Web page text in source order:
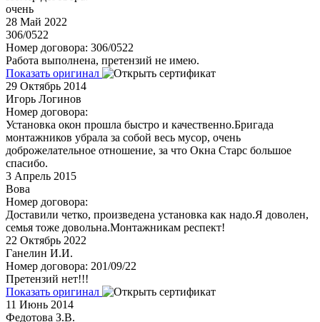
очень
28 Май 2022
306/0522
Номер договора: 306/0522
Работа выполнена, претензий не имею.
Показать оригинал
29 Октябрь 2014
Игорь Логинов
Номер договора:
Установка окон прошла быстро и качественно.Бригада
монтажников убрала за собой весь мусор, очень
доброжелательное отношение, за что Окна Старс большое
спасибо.
3 Апрель 2015
Вова
Номер договора:
Доставили четко, произведена установка как надо.Я доволен,
семья тоже довольна.Монтажникам респект!
22 Октябрь 2022
Ганелин И.И.
Номер договора: 201/09/22
Претензий нет!!!
Показать оригинал
11 Июнь 2014
Федотова З.В.